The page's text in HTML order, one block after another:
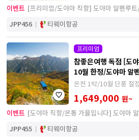
이벤트 [프리미엄/도야마 직항] 도야마 알펜루
베 도롯코열차 탑승/팁포함]
JPP456 티웨이항공
프리미엄
참좋은여행 독점 [도
10월 한정/도야마 알
함]
온천 1박/10월 단풍 절
트' /구로베 도롯코 열차
비가 없는 상품
1,649,000 원~
이벤트 [도야마 직항/온통 가을입니다] 도야마
호텔/팁포함]
JPP455 티웨이항공